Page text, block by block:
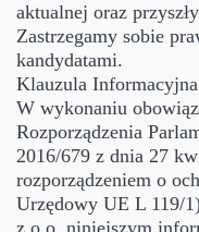
aktualnej oraz
Zastrzegamy sobie
kandydatami.
Klauzula
W wykonaniu
Rozporządzenia
2016/679 z dnia 27
rozporządzeniem o
Urzędowy UE L 119/
z o.o. niniejszym